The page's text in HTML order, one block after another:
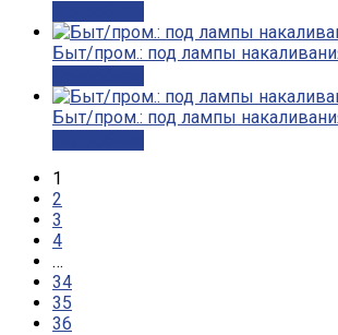
Быт/пром.: под лампы
Быт/пром.: под лампы
1
2
3
4
…
34
35
36